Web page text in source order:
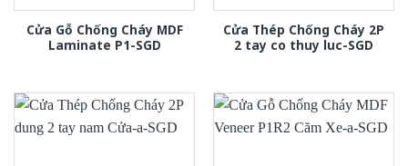
Cửa Gỗ Chống Cháy MDF
Laminate P1-SGD
Cửa Thép Chống Cháy 2P
2 tay co thuy luc-SGD